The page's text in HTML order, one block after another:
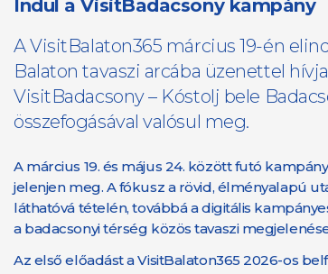
Indul a VisitBadacsony kampány
A VisitBalaton365 március 19-én
Balaton tavaszi arcába üzenettel
VisitBadacsony – Kóstolj bele
összefogásával valósul meg.
A március 19. és május 24. között futó
jelenjen meg. A fókusz a rövid, élményalapú
láthatóvá tételén, továbbá a digitális
a badacsonyi térség közös tavaszi
Az első előadást a VisitBalaton365 2026-os